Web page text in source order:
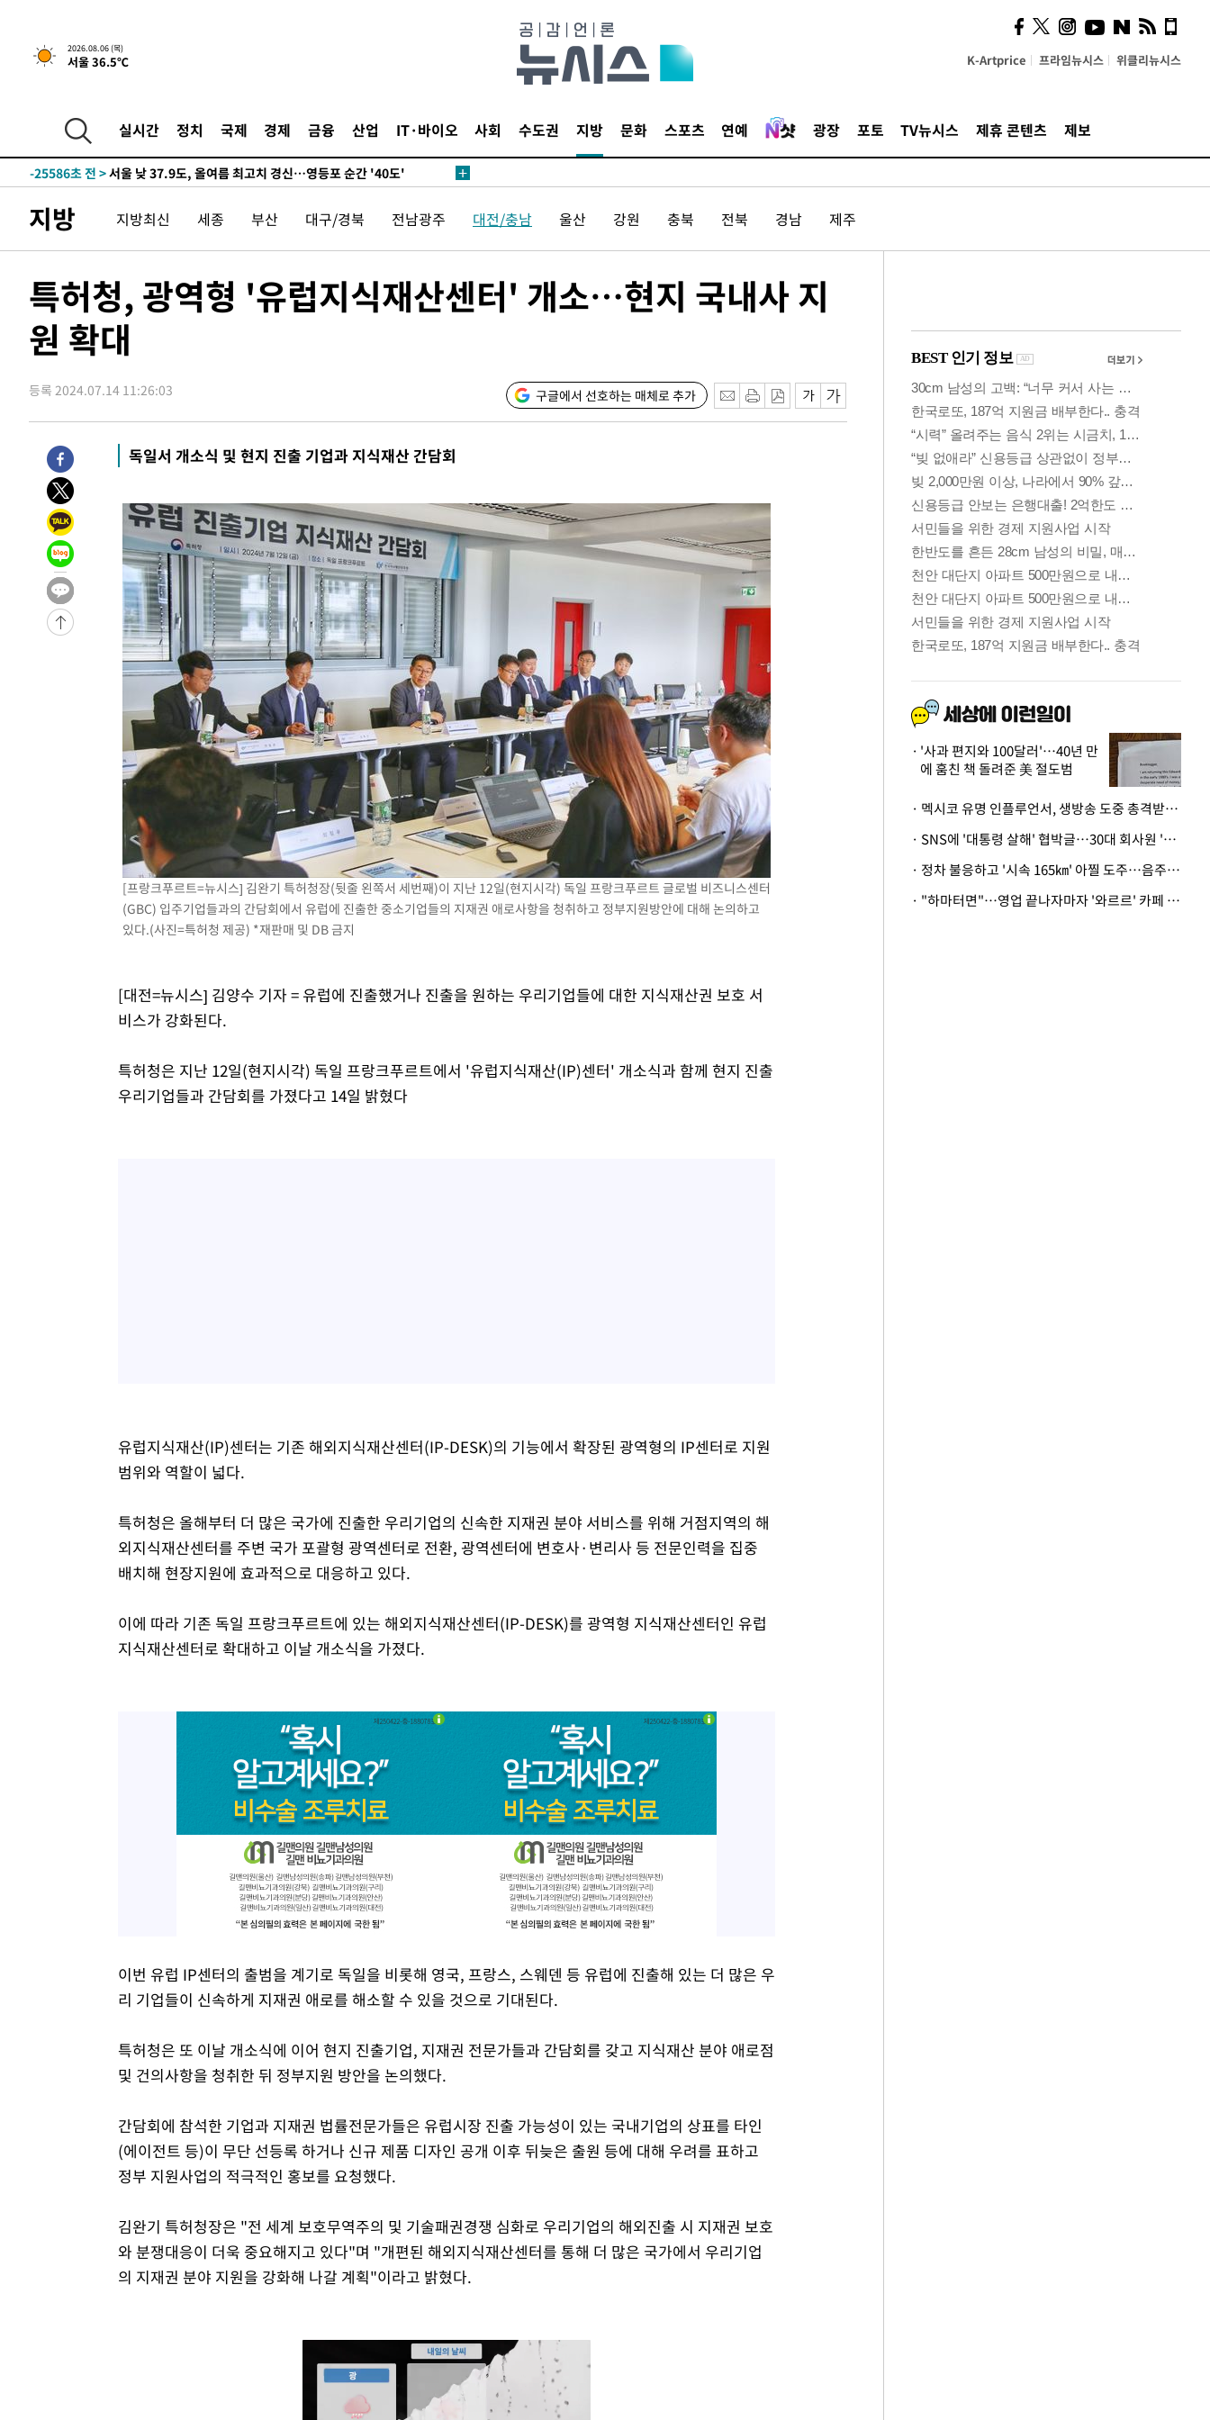
2026.08.06 (목)
서울 36.5℃ K-Artprice 프라임뉴시스 위클리뉴시스
실시간 정치 국제 경제 금융 산업 IT·바이오 사회 수도권 지방 문화 스포츠 연예 광장 포토 TV뉴시스 제휴 콘텐츠 제보
-26298초 전 >'낮 최고 39도' 불볕더위…한밤 열대야도 계속[내일날씨]
-26257초 전 >[속보]7~9일 프로야구 3연전도 폭염 취소…11일 재개
-25746초 전 >
'월드컵 탈락 후폭풍' 축구협회…초유의 압수수색에 '충격·당황'
-25586초 전 >
-25148초 전 >[속보]종합특검, 대검 추가 압수수색…내란 중요임무종사 혐의
-21173초 전 >
[속보]코스피, 301.88포인트(4.58%) 내린 6296.38 마감
-21038초 전 >[속보]원·달러 환율, 0.7원 내린 1423.8원 마감
-15682초 전 >손흥민, 5경기 연속골 실패…LAFC는 승부차기 끝 과달라하라 격파
-8283초 전 > 내일까지 39도 '펄펄'…기상청 "태풍 지나며 폭염 잠시 꺾인다"
-7920초 전 > 트럼프, 한국계 진보 주지사 후보 맹공…"공산주의가 최대 위협"
-4418초 전 > [속보]산업장관 "李정부, 원전 반대 안해…안정 전력 위해 불가피"
-3115초 전 >[속보]경찰, '홍명보 선임 논란' 대한축구협회·축구회관 등 압수수색
-29338초 전 >
[속보]합참 "北 발사체는 단거리탄도미사일…감시·경계태세 강
-29086초 전 >
-27516초 전 >
[속보] SKT, 에이닷 서비스 장애 발생…"원인 파악 중"
-26922초 전 >
[속보]합참 "북, 동해상으로 미상 발사체 발사"
-26318초 전 >
'낮 최고 39도' 불볕더위…한밤 열대야도 계속[내일날씨]
-26277초 전 >
[속보]7~9일 프로야구 3연전도 폭염 취소…11일 재개
-25939초 전 >
"韓 외환시장 개입 관측 배경엔 美의 대한국 무역적자 있어"
-25766초 전 >
'월드컵 탈락 후폭풍' 축구협회…초유의 압수수색에 '충격·당황'
서울 낮 37.9도, 올여름 최고치 경신…영등포 순간 '40도'
[속보]종합특검, 대검 추가 압수수색…내란 중요임무종사 혐의
[속보]코스닥, 800p 회복…0.26% 오른 801.67 마감
[속보]코스피, 301.88포인트(4.58%) 내린 6296.38 마감
[속보]원·달러 환율, 0.7원 내린 1423.8원 마감
"여기 떨어졌다"…다누리, 스페이스X 로켓 달 충돌 흔적 포착
손흥민, 5경기 연속골 실패…LAFC는 승부차기 끝 과달라하라 격파
내일까지 39도 '펄펄'…기상청 "태풍 지나며 폭염 잠시 꺾인다"
트럼프, 한국계 진보 주지사 후보 맹공…"공산주의가 최대 위협"
"美간섭에 합의 지연"…트럼프, '이란 호르무즈 통제권' 수용할까
[속보]산업장관 "李정부, 원전 반대 안해…안정 전력 위해 불가피"
[속보]경찰, '홍명보 선임 논란' 대한축구협회·축구회관 등 압수수색
지방 지방최신 세종 부산 대구/경북 전남광주 대전/충남 울산 강원 충북 전북 경남 제주
특허청, 광역형 '유럽지식재산센터' 개소…현지 국내사 지
원 확대
등록 2024.07.14 11:26:03 구글에서 선호하는 매체로 추가
독일서 개소식 및 현지 진출 기업과 지식재산 간담회
[프랑크푸르트=뉴시스] 김완기 특허청장(뒷줄 왼쪽서 세번째)이 지난 12일(현지시각) 독일 프랑크푸르트 글로벌 비즈니스센터
(GBC) 입주기업들과의 간담회에서 유럽에 진출한 중소기업들의 지재권 애로사항을 청취하고 정부지원방안에 대해 논의하고
있다.(사진=특허청 제공) *재판매 및 DB 금지
[대전=뉴시스] 김양수 기자 = 유럽에 진출했거나 진출을 원하는 우리기업들에 대한 지식재산권 보호 서
비스가 강화된다.
특허청은 지난 12일(현지시각) 독일 프랑크푸르트에서 '유럽지식재산(IP)센터' 개소식과 함께 현지 진출
우리기업들과 간담회를 가졌다고 14일 밝혔다
유럽지식재산(IP)센터는 기존 해외지식재산센터(IP-DESK)의 기능에서 확장된 광역형의 IP센터로 지원
범위와 역할이 넓다.
특허청은 올해부터 더 많은 국가에 진출한 우리기업의 신속한 지재권 분야 서비스를 위해 거점지역의 해
외지식재산센터를 주변 국가 포괄형 광역센터로 전환, 광역센터에 변호사·변리사 등 전문인력을 집중
배치해 현장지원에 효과적으로 대응하고 있다.
이에 따라 기존 독일 프랑크푸르트에 있는 해외지식재산센터(IP-DESK)를 광역형 지식재산센터인 유럽
지식재산센터로 확대하고 이날 개소식을 가졌다.
이번 유럽 IP센터의 출범을 계기로 독일을 비롯해 영국, 프랑스, 스웨덴 등 유럽에 진출해 있는 더 많은 우
리 기업들이 신속하게 지재권 애로를 해소할 수 있을 것으로 기대된다.
특허청은 또 이날 개소식에 이어 현지 진출기업, 지재권 전문가들과 간담회를 갖고 지식재산 분야 애로점
및 건의사항을 청취한 뒤 정부지원 방안을 논의했다.
간담회에 참석한 기업과 지재권 법률전문가들은 유럽시장 진출 가능성이 있는 국내기업의 상표를 타인
(에이전트 등)이 무단 선등록 하거나 신규 제품 디자인 공개 이후 뒤늦은 출원 등에 대해 우려를 표하고
정부 지원사업의 적극적인 홍보를 요청했다.
김완기 특허청장은 "전 세계 보호무역주의 및 기술패권경쟁 심화로 우리기업의 해외진출 시 지재권 보호
와 분쟁대응이 더욱 중요해지고 있다"며 "개편된 해외지식재산센터를 통해 더 많은 국가에서 우리기업
의 지재권 분야 지원을 강화해 나갈 계획"이라고 밝혔다.
의견, 국토부·LH에 충실히
전달할 것"
'사과 편지와 100달러'…40년 만
에 훔친 책 돌려준 美 절도범
· 멕시코 유명 인플루언서, 생방송 도중 총격받아 사망
· SNS에 '대통령 살해' 협박글…30대 회사원 '불구속 송치'
· 정차 불응하고 '시속 165㎞' 아찔 도주…음주운전자 체포
· "하마터면"…영업 끝나자마자 '와르르' 카페 테라스 덮친 대리석 외벽